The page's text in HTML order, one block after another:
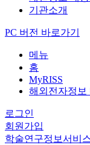
기관소개
PC 버전 바로가기
메뉴
홈
MyRISS
해외전자정보
로그인
회원가입
학술연구정보서비